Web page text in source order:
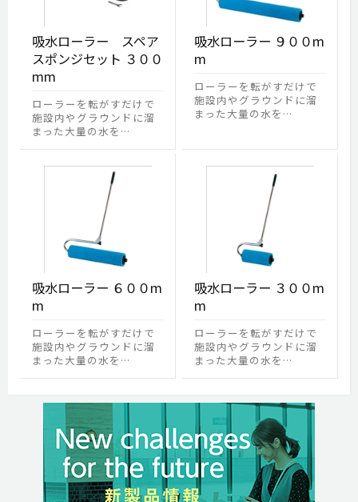
吸水ローラー スペア
スポンジセット ３００
mm
ローラーを転がすだけで
施設内やグラウンドに溜
まった大量の水を…
吸水ローラー ９００m
m
ローラーを転がすだけで
施設内やグラウンドに溜
まった大量の水を…
吸水ローラー ６００m
m
ローラーを転がすだけで
施設内やグラウンドに溜
まった大量の水を…
吸水ローラー ３００m
m
ローラーを転がすだけで
施設内やグラウンドに溜
まった大量の水を…